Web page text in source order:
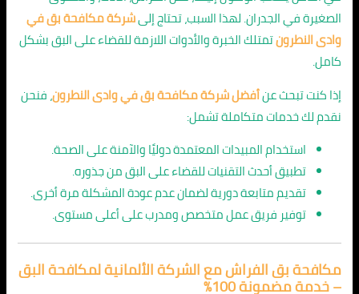
الصغيرة في الجدران. لهذا السبب، تحتاج إلىشركة مكافحة بق في
وادى النطرونتمتلك الخبرة والأدوات اللازمة للقضاء على البق بشكل
كامل.
إذا كنت تبحث عنأفضل شركة مكافحة بق في وادى النطرون، فنحن
نقدم لك خدمات متكاملة تشمل:
استخدام المبيدات المعتمدة دوليًا والآمنة على الصحة.
تطبيق أحدث التقنيات للقضاء على البق من جذوره.
تقديم متابعة دورية لضمان عدم عودة المشكلة مرة أخرى.
توفير فريق عمل متخصص ومدرب على أعلى مستوى.
مكافحة بق الفراش مع الشركة الألمانية لمكافحة البق
– خدمة مضمونة 100٪